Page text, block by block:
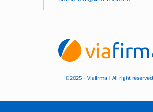
©2025 – Viafirma | All right reserved